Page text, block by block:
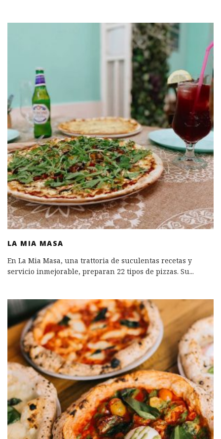
LA MIA MASA
En La Mia Masa, una trattoria de suculentas recetas y
servicio inmejorable, preparan 22 tipos de pizzas. Su...